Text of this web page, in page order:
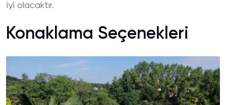
iyi olacaktır.
Konaklama Seçenekleri